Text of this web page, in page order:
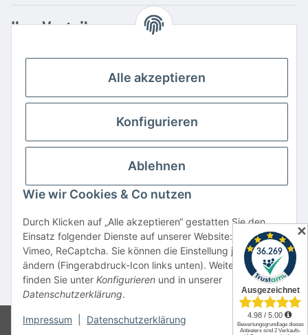
Ihre Vorteile
Kauf auf Rechnung
Große Auswahl an Netzteilen und Ladegeräten
Schnelle Lieferung
Hohe Lagerverfügbarkeit
Vertrag widerrufen
* Alle Preise inkl. gesetzlicher USt., zzgl.Versand
Alle verwendeten Markennamen u. Bezeichnungen sind eingetragene Warenzeichen
u. Marken der jeweiligen Eigentümer. Sie dienen nur zur Verdeutlichung der
Kompatibilität unserer Produkte mit den Produkten verschiedener Hersteller.
© CSI Elektronik GmbH
Alle akzeptieren
Konfigurieren
Ablehnen
Wie wir Cookies & Co nutzen
Durch Klicken auf „Alle akzeptieren“ gestatten Sie den
Einsatz folgender Dienste auf unserer Website: YouTube,
Vimeo, ReCaptcha. Sie können die Einstellung jederzeit
ändern (Fingerabdruck-Icon links unten). Weitere Details
finden Sie unter Konfigurieren und in unserer
Datenschutzerklärung.
Impressum Datenschutzerklärung
✕